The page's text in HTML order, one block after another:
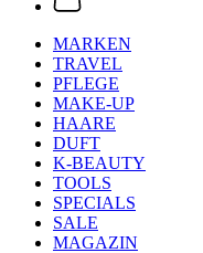
MARKEN
TRAVEL
PFLEGE
MAKE-UP
HAARE
DUFT
K-BEAUTY
TOOLS
SPECIALS
SALE
MAGAZIN